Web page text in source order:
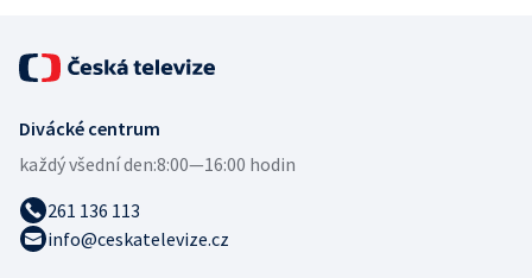
Divácké centrum
každý všední den:8:00—16:00 hodin
261 136 113
info@ceskatelevize.cz